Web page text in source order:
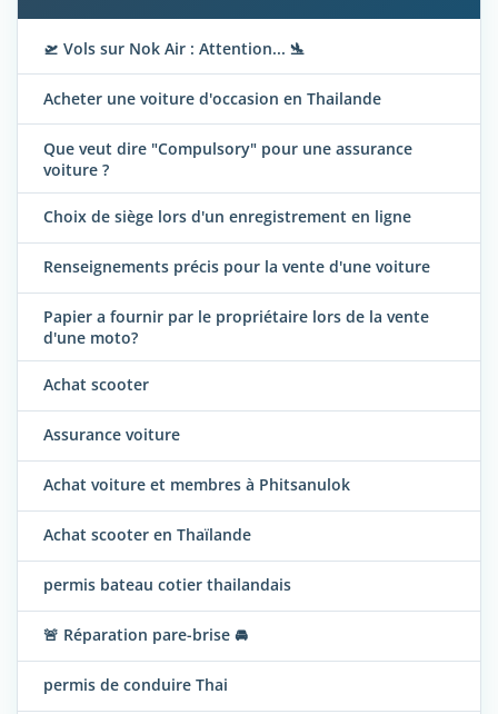
🛫 Vols sur Nok Air : Attention... 🛬
Acheter une voiture d'occasion en Thailande
Que veut dire "Compulsory" pour une assurance
voiture ?
Choix de siège lors d'un enregistrement en ligne
Renseignements précis pour la vente d'une voiture
Papier a fournir par le propriétaire lors de la vente
d'une moto?
Achat scooter
Assurance voiture
Achat voiture et membres à Phitsanulok
Achat scooter en Thaïlande
permis bateau cotier thailandais
🚨 Réparation pare-brise 🚘
permis de conduire Thai